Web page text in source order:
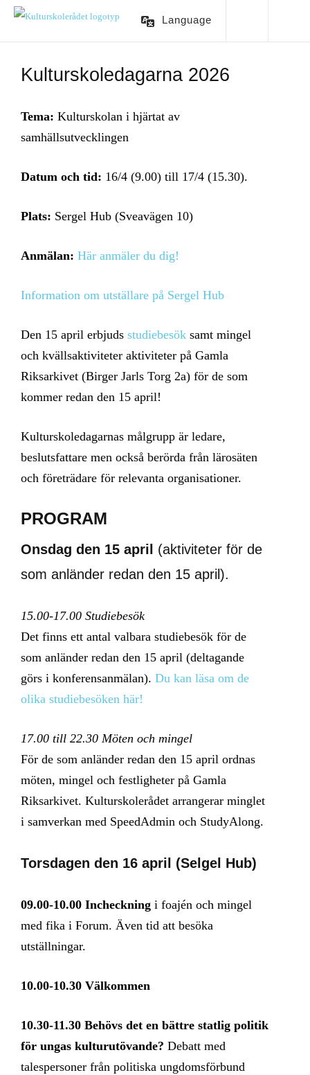
Language
Kulturskoledagarna 2026
Tema: Kulturskolan i hjärtat av
samhällsutvecklingen
Datum och tid: 16/4 (9.00) till 17/4 (15.30).
Plats: Sergel Hub (Sveavägen 10)
Anmälan: Här anmäler du dig!
Information om utställare på Sergel Hub
Den 15 april erbjuds studiebesök samt mingel
och kvällsaktiviteter aktiviteter på Gamla
Riksarkivet (Birger Jarls Torg 2a) för de som
kommer redan den 15 april!
Kulturskoledagarnas målgrupp är ledare,
beslutsfattare men också berörda från lärosäten
och företrädare för relevanta organisationer.
PROGRAM
Onsdag den 15 april
(aktiviteter för de
som anländer redan den 15 april).
15.00-17.00 Studiebesök
Det finns ett antal valbara studiebesök för de
som anländer redan den 15 april (deltagande
görs i konferensanmälan). Du kan läsa om de
olika studiebesöken här!
17.00 till 22.30 Möten och mingel
För de som anländer redan den 15 april ordnas
möten, mingel och festligheter på Gamla
Riksarkivet. Kulturskolerådet arrangerar minglet
i samverkan med SpeedAdmin och StudyAlong.
Torsdagen den 16 april (Selgel Hub)
09.00-10.00 Incheckning i foajén och mingel
med fika i Forum. Även tid att besöka
utställningar.
10.00-10.30 Välkommen
10.30-11.30 Behövs det en bättre statlig politik
för ungas kulturutövande? Debatt med
talespersoner från politiska ungdomsförbund